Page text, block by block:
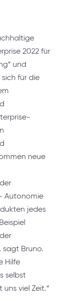
2022 für
und
sich für die
neue
Autonomie
jedes
sagt Bruno.
Hilfe
selbst
viel Zeit.“